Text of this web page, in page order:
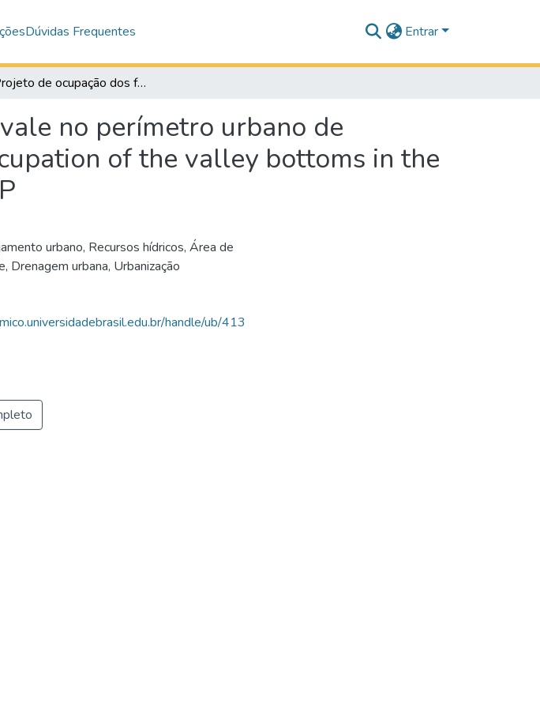
Dúvidas Frequentes Entrar
Projeto de ocupação dos fundos de vale no perímetro urbano de Fernandópolis/SP = proposal for occupation of the valley bottoms in the urban perimeter of Fernandópolis/SP
no perímetro urbano de
of the valley bottoms in the
urbano, Recursos hídricos, Área de
, Drenagem urbana, Urbanização
handle/ub/413